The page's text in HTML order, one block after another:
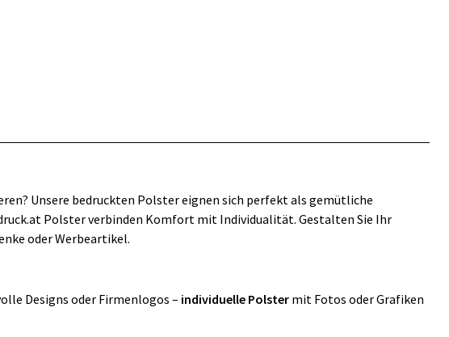
Unsere bedruckten Polster eignen sich perfekt als gemütliche
Polster verbinden Komfort mit Individualität. Gestalten Sie Ihr
oder Werbeartikel.
Designs oder Firmenlogos – individuelle Polster mit Fotos oder Grafiken